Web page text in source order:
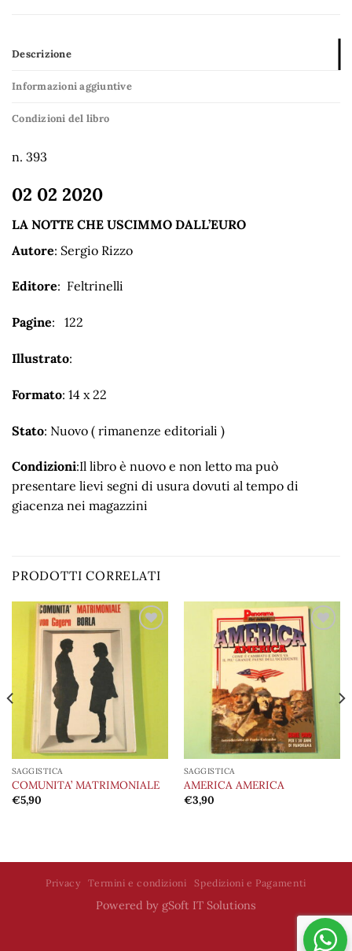
Descrizione
Informazioni aggiuntive
Condizioni del libro
n. 393
02 02 2020
LA NOTTE CHE USCIMMO DALL’EURO
Autore: Sergio Rizzo
Editore: Feltrinelli
Pagine: 122
Illustrato:
Formato: 14 x 22
Stato: Nuovo ( rimanenze editoriali )
Condizioni:Il libro è nuovo e non letto ma può
presentare lievi segni di usura dovuti al tempo di
giacenza nei magazzini
PRODOTTI CORRELATI
alla lista
desideri
SAGGISTICA
COMUNITA’ MATRIMONIALE
€5,90
Aggiungi
alla lista
dei
desideri
SAGGISTICA
AMERICA AMERICA
€3,90
Privacy Termini e condizioni Spedizioni e Pagamenti
Powered by gSoft IT Solutions